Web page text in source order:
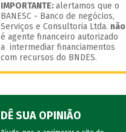
IMPORTANTE:alertamos que o
BANESC - Banco de negócios,
Serviços e Consultoria Ltda. não
é agente financeiro autorizado
a intermediar financiamentos
com recursos do BNDES.
DÊ SUA OPINIÃO